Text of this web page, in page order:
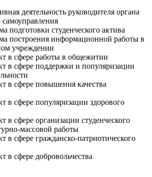
деятельность руководителя органа
самоуправления
подготовки студенческого актива
построения информационной работы в
учреждении
в сфере работы в общежитии
в сфере поддержки и популяризации
в сфере повышения качества
в сфере популяризации здорового
в сфере организации студенческого
массовой работы
в сфере гражданско-патриотического
в сфере добровольчества